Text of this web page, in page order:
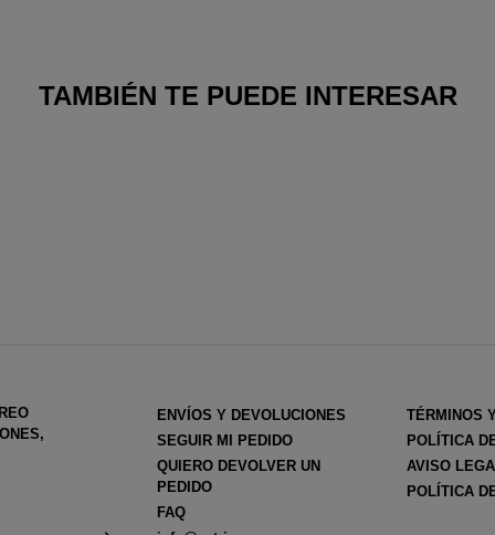
TAMBIÉN TE PUEDE INTERESAR
ENVÍOS Y DEVOLUCIONES
SEGUIR MI PEDIDO
QUIERO DEVOLVER UN
PEDIDO
FAQ
TÉRMINOS
POLÍTICA
AVISO
POLÍTICA